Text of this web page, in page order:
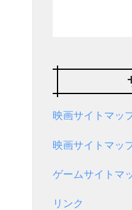
映画サイトマッ
映画サイトマッ
ゲームサイトマ
リンク